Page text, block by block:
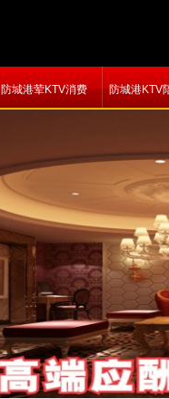
防城港荤KTV消费 防城港KTV